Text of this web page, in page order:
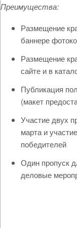
Преимущества:
Размещение
баннере
Размещение
сайте и в
Публикация
(макет
Участие двух
марта и
победителей
Один пропуск
деловые